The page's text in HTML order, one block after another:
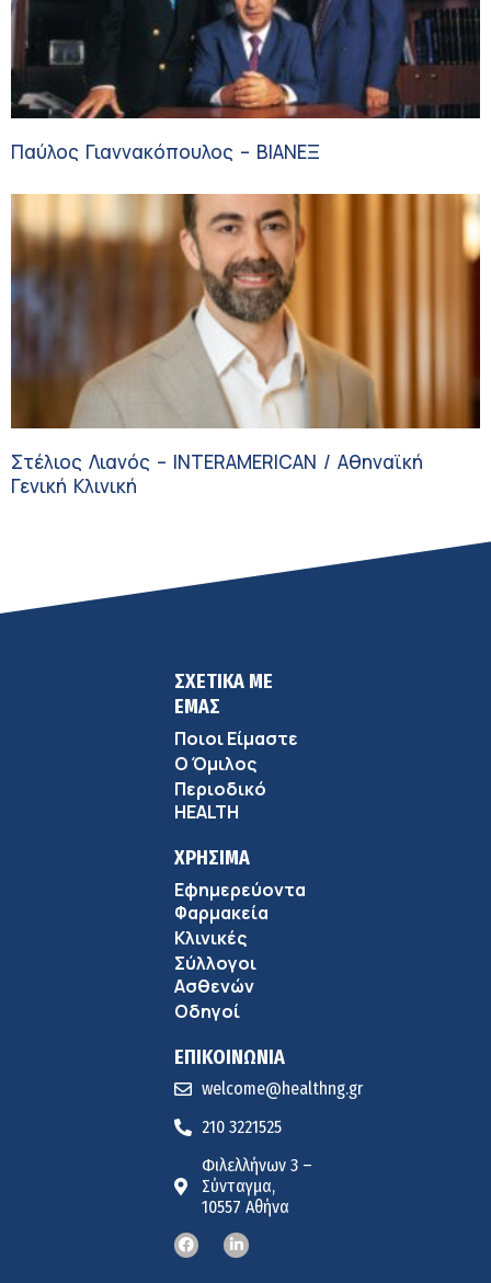
Παύλος Γιαννακόπουλος – ΒΙΑΝΕΞ
Στέλιος Λιανός – INTERAMERICAN / Αθηναϊκή
Γενική Κλινική
ΣΧΕΤΙΚΑ ΜΕ
ΕΜΑΣ
Ποιοι Είμαστε
Ο Όμιλος
Περιοδικό
HEALTH
ΧΡΗΣΙΜΑ
Εφημερεύοντα
Φαρμακεία
Κλινικές
Σύλλογοι
Ασθενών
Οδηγοί
ΕΠΙΚΟΙΝΩΝΙΑ
welcome@healthng.gr
210 3221525
Φιλελλήνων 3 –
Σύνταγμα,
10557 Αθήνα